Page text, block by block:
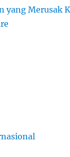
yang Merusak